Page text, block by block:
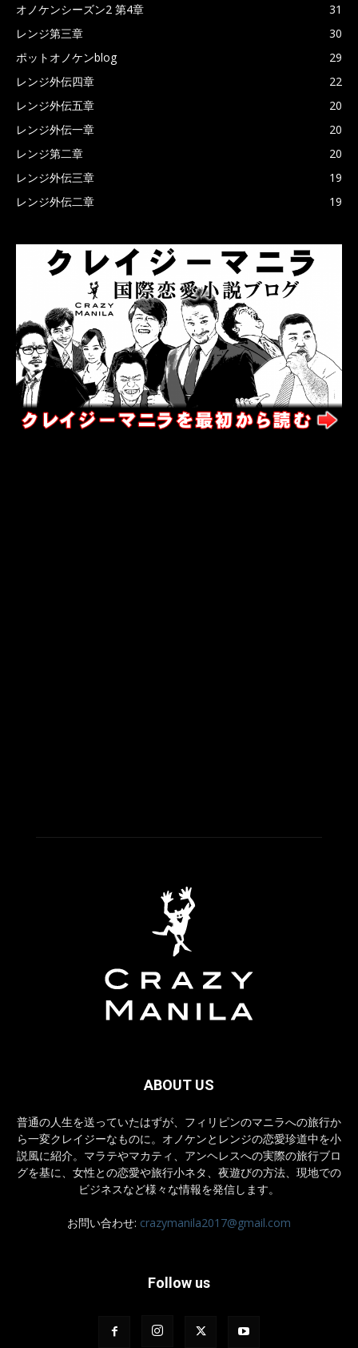
オノケンシーズン2 第4章
31
レンジ第三章
30
ポットオノケンblog
29
レンジ外伝四章
22
レンジ外伝五章
20
レンジ外伝一章
20
レンジ第二章
20
レンジ外伝三章
19
レンジ外伝二章
19
ABOUT US
普通の人生を送っていたはずが、フィリピンのマニラへの旅行か
ら一変クレイジーなものに。オノケンとレンジの恋愛珍道中を小
説風に紹介。マラテやマカティ、アンヘレスへの実際の旅行ブロ
グを基に、女性との恋愛や旅行小ネタ、夜遊びの方法、現地での
ビジネスなど様々な情報を発信します。
お問い合わせ: crazymanila2017@gmail.com
Follow us